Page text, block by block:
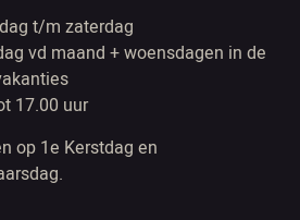
t/m zaterdag
vd maand + woensdagen in de
17.00 uur
op 1e Kerstdag en